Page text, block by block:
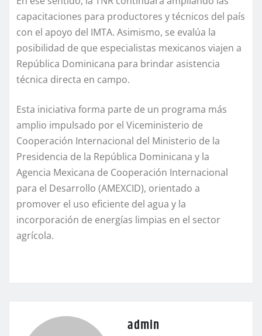
capacitaciones para productores y técnicos del país
con el apoyo del IMTA. Asimismo, se evalúa la
posibilidad de que especialistas mexicanos viajen a
República Dominicana para brindar asistencia
técnica directa en campo.
Esta iniciativa forma parte de un programa más
amplio impulsado por el Viceministerio de
Cooperación Internacional del Ministerio de la
Presidencia de la República Dominicana y la
Agencia Mexicana de Cooperación Internacional
para el Desarrollo (AMEXCID), orientado a
promover el uso eficiente del agua y la
incorporación de energías limpias en el sector
agrícola.
admin